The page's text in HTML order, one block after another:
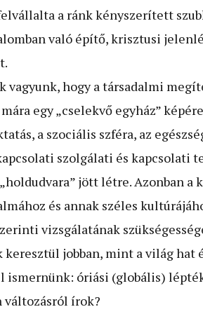
a ránk kényszerített
való építő, krisztusi
vagyunk, hogy a társadalmi
egy „cselekvő egyház”
a szociális szféra, az
szolgálati és kapcsolati
jött létre. Azonban
és annak széles
vizsgálatának
keresztül jobban, mint a világ hat
ismernünk: óriási (globális)
írok?